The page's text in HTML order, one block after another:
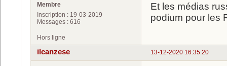
Membre
Inscription : 19-03-2019
Messages : 616
Et les médias
podium pour les
Hors ligne
13-12-2020 16:35:20
ilcanzese